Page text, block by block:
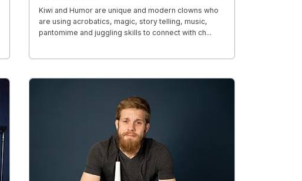
Kiwi and Humor are unique and modern clowns who
are using acrobatics, magic, story telling, music,
pantomime and juggling skills to connect with ch...